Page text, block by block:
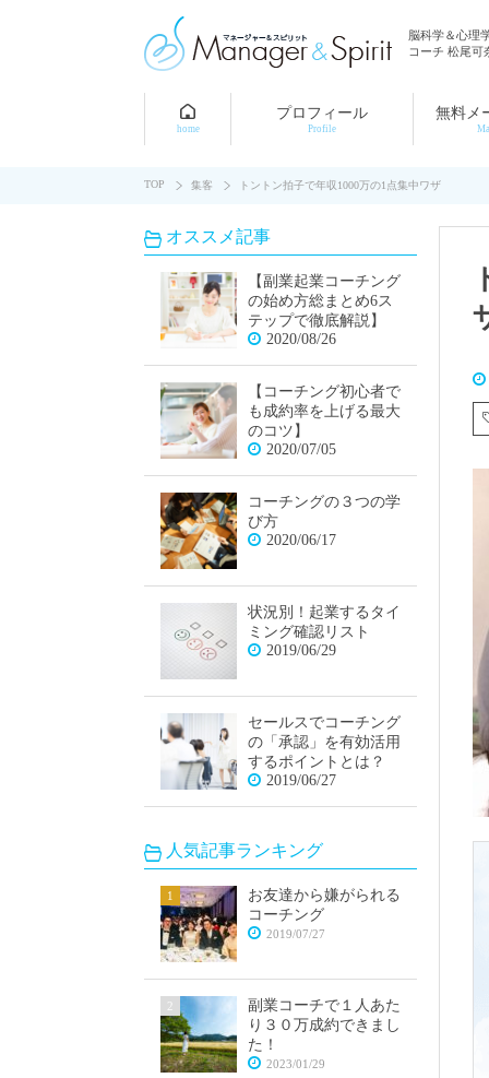
脳科学＆心理
コーチ 松尾可
home
プロフィール
Profile
無料メ
TOP 集客 トントン拍子で年収1000万の1点集中ワザ
オススメ記事
【副業起業コーチング
の始め方総まとめ6ス
テップで徹底解説】
2020/08/26
【コーチング初心者で
も成約率を上げる最大
のコツ】
2020/07/05
コーチングの３つの学
び方
2020/06/17
状況別！起業するタイ
ミング確認リスト
2019/06/29
セールスでコーチング
の「承認」を有効活用
するポイントとは？
2019/06/27
人気記事ランキング
お友達から嫌がられる
コーチング
2019/07/27
副業コーチで１人あた
り３０万成約できまし
た！
2023/01/29